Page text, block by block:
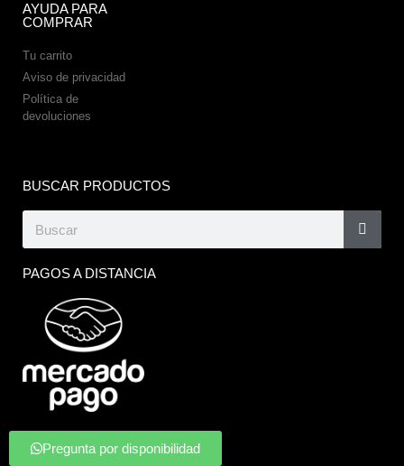
AYUDA PARA
COMPRAR
Tu carrito
Aviso de privacidad
Política de
devoluciones
BUSCAR PRODUCTOS
PAGOS A DISTANCIA
Pregunta por disponibilidad